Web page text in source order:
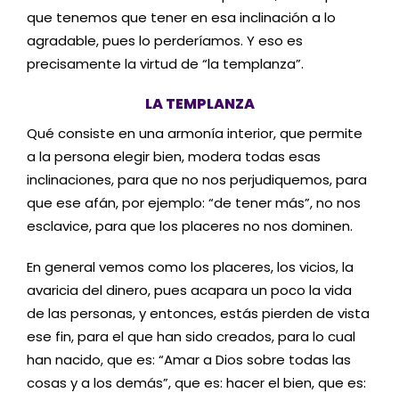
que tenemos que tener en esa inclinación a lo
agradable, pues lo perderíamos. Y eso es
precisamente la virtud de “la templanza”.
LA TEMPLANZA
Qué consiste en una armonía interior, que permite
a la persona elegir bien, modera todas esas
inclinaciones, para que no nos perjudiquemos, para
que ese afán, por ejemplo: “de tener más”, no nos
esclavice, para que los placeres no nos dominen.
En general vemos como los placeres, los vicios, la
avaricia del dinero, pues acapara un poco la vida
de las personas, y entonces, estás pierden de vista
ese fin, para el que han sido creados, para lo cual
han nacido, que es: “Amar a Dios sobre todas las
cosas y a los demás”, que es: hacer el bien, que es: